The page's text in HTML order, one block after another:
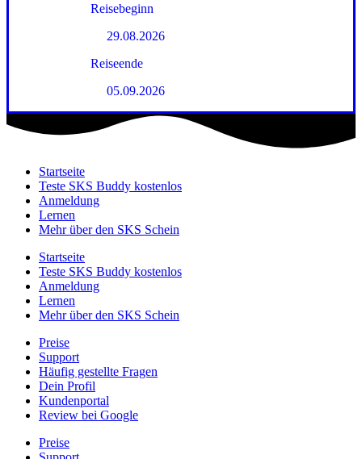
Reisebeginn
29.08.2026
Reiseende
05.09.2026
Startseite
Teste SKS Buddy kostenlos
Anmeldung
Lernen
Mehr über den SKS Schein
Startseite
Teste SKS Buddy kostenlos
Anmeldung
Lernen
Mehr über den SKS Schein
Preise
Support
Häufig gestellte Fragen
Dein Profil
Kundenportal
Review bei Google
Preise